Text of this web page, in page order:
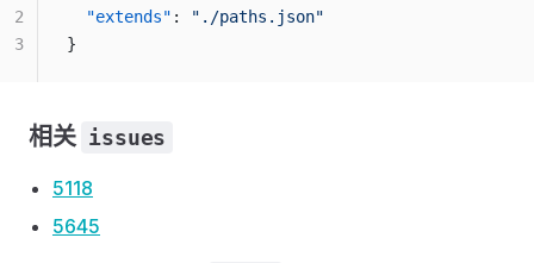
  "extends"
:
"./paths.json"
}
2
3
相关 issues
5118
5645